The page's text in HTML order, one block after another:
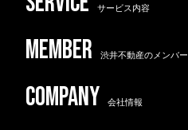
サービス内容
渋井不動産のメンバー
会社情報